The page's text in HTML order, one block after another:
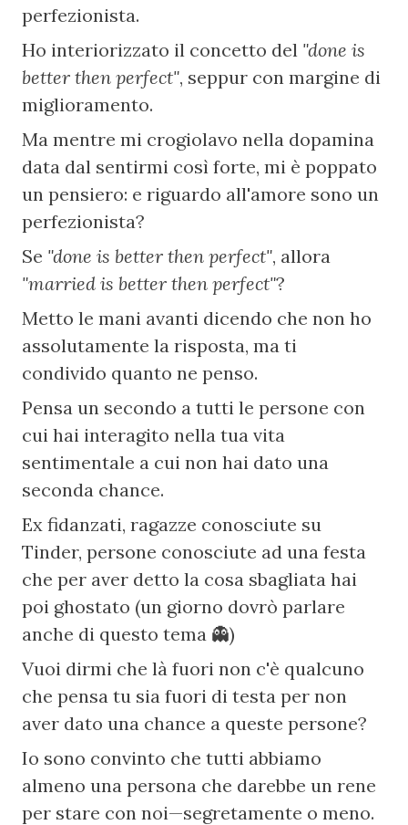
perfezionista.
Ho interiorizzato il concetto del "done is
better then perfect", seppur con margine di
miglioramento.
Ma mentre mi crogiolavo nella dopamina
data dal sentirmi così forte, mi è poppato
un pensiero: e riguardo all'amore sono un
perfezionista?
Se "done is better then perfect"
"married is better then perfect"?
Metto le mani avanti dicendo che non ho
assolutamente la risposta, ma ti
condivido quanto ne penso.
Pensa un secondo a tutti le persone con
cui hai interagito nella tua vita
sentimentale a cui non hai dato una
seconda chance.
Ex fidanzati, ragazze conosciute su
Tinder, persone conosciute ad una festa
che per aver detto la cosa sbagliata hai
poi ghostato (un giorno dovrò parlare
anche di questo tema 👻)
Vuoi dirmi che là fuori non c'è qualcuno
che pensa tu sia fuori di testa per non
aver dato una chance a queste persone?
Io sono convinto che tutti abbiamo
almeno una persona che darebbe un rene
per stare con noi—segretamente o meno.